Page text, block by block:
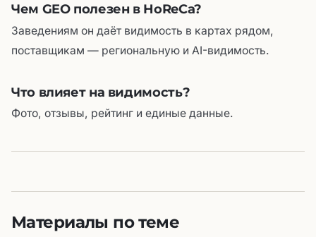
Чем GEO полезен в HoReCa?
Заведениям он даёт видимость в картах рядом,
поставщикам — региональную и AI-видимость.
Что влияет на видимость?
Фото, отзывы, рейтинг и единые данные.
Материалы по теме